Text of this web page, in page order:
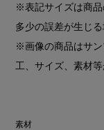
※表記サイズは商品
多少の誤差が生じる
※画像の商品はサ
工、サイズ、素材
素材